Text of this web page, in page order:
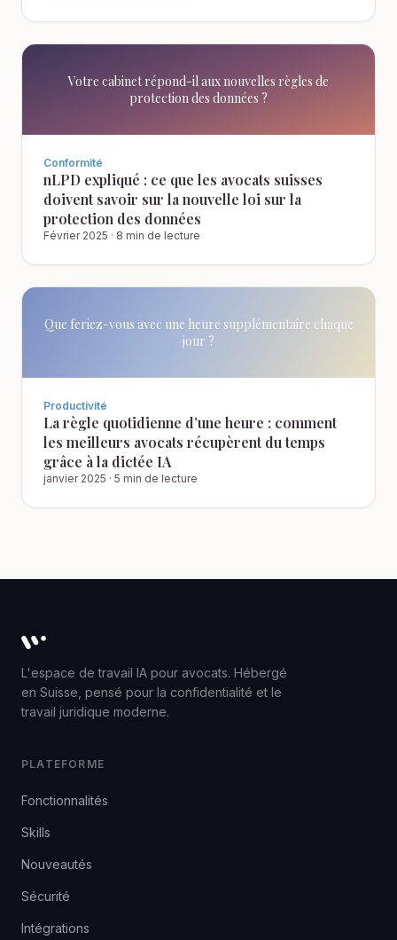
Votre cabinet répond-il aux nouvelles règles de
protection des données ?
Conformité
nLPD expliqué : ce que les avocats suisses
doivent savoir sur la nouvelle loi sur la
protection des données
Février 2025 · 8 min de lecture
Que feriez-vous avec une heure supplémentaire chaque
jour ?
Productivité
La règle quotidienne d’une heure : comment
les meilleurs avocats récupèrent du temps
grâce à la dictée IA
janvier 2025 · 5 min de lecture
Whisperit AI legal workspace
L'espace de travail IA pour avocats. Hébergé
en Suisse, pensé pour la confidentialité et le
travail juridique moderne.
PLATEFORME
Fonctionnalités
Skills
Nouveautés
Sécurité
Intégrations